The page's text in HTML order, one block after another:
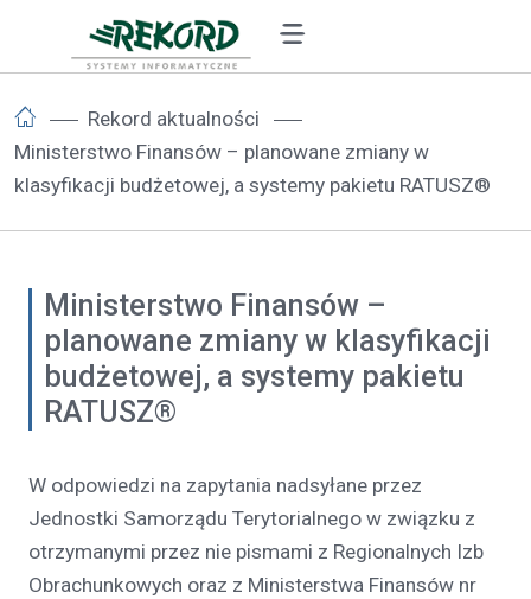
Rekord aktualności
Ministerstwo Finansów – planowane zmiany w
klasyfikacji budżetowej, a systemy pakietu RATUSZ®
Ministerstwo Finansów –
planowane zmiany w klasyfikacji
budżetowej, a systemy pakietu
RATUSZ®
W odpowiedzi na zapytania nadsyłane przez
Jednostki Samorządu Terytorialnego w związku z
otrzymanymi przez nie pismami z Regionalnych Izb
Obrachunkowych oraz z Ministerstwa Finansów nr